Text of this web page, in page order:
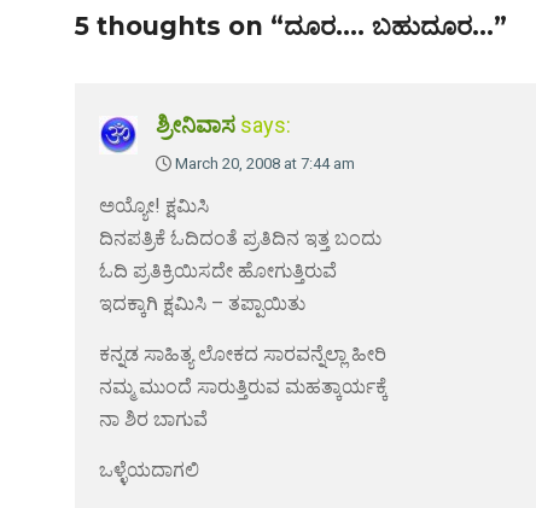
5 thoughts on “ದೂರ…. ಬಹುದೂರ…”
ಶ್ರೀನಿವಾಸ says:
March 20, 2008 at 7:44 am
ಅಯ್ಯೋ! ಕ್ಷಮಿಸಿ
ದಿನಪತ್ರಿಕೆ ಓದಿದಂತೆ ಪ್ರತಿದಿನ ಇತ್ತ ಬಂದು
ಓದಿ ಪ್ರತಿಕ್ರಿಯಿಸದೇ ಹೋಗುತ್ತಿರುವೆ
ಇದಕ್ಕಾಗಿ ಕ್ಷಮಿಸಿ – ತಪ್ಪಾಯಿತು
ಕನ್ನಡ ಸಾಹಿತ್ಯ ಲೋಕದ ಸಾರವನ್ನೆಲ್ಲಾ ಹೀರಿ
ನಮ್ಮ ಮುಂದೆ ಸಾರುತ್ತಿರುವ ಮಹತ್ಕಾರ್ಯಕ್ಕೆ
ನಾ ಶಿರ ಬಾಗುವೆ
ಒಳ್ಳೆಯದಾಗಲಿ